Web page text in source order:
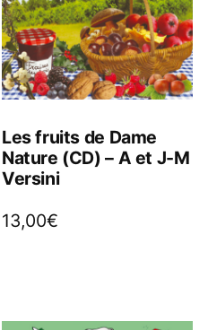
Les fruits de Dame
Nature (CD) – A et J-M
Versini
13,00€